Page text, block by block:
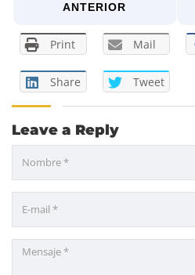
ANTERIOR
Print Mail
Share Tweet
Leave a Reply